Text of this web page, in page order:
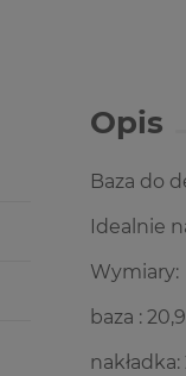
Opis
Baza do
Idealnie
Wymiary:
baza :